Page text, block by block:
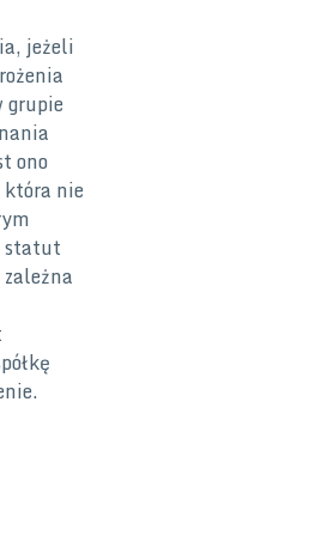
jeżeli
grupie
ono
która nie
statut